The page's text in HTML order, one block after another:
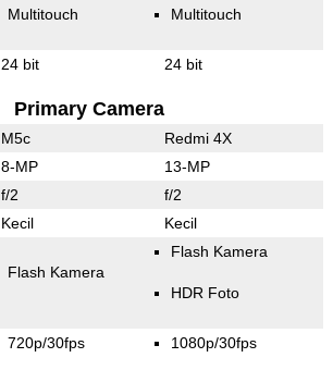
Multitouch Multitouch
24 bit 24 bit
Primary Camera
M5c Redmi 4X
8-MP 13-MP
f/2 f/2
Kecil Kecil
Flash Kamera
Flash Kamera
HDR Foto
720p/30fps 1080p/30fps